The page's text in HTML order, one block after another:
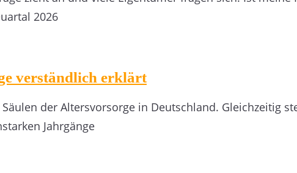
2026
verständlich erklärt
der Altersvorsorge in Deutschland. Gleichzeitig
Jahrgänge